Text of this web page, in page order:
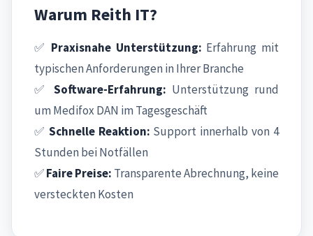
Warum Reith IT?
✅ Praxisnahe Unterstützung: Erfahrung mit
typischen Anforderungen in Ihrer Branche
✅ Software-Erfahrung: Unterstützung rund
um Medifox DAN im Tagesgeschäft
✅ Schnelle Reaktion: Support innerhalb von 4
Stunden bei Notfällen
✅Faire Preise: Transparente Abrechnung, keine
versteckten Kosten